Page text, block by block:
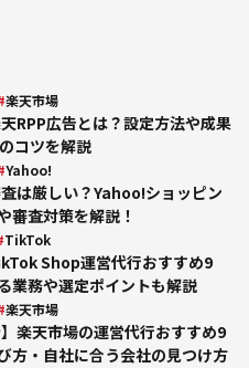
楽天市場
天RPP広告とは？設定方法や成果
コツを解説
Yahoo!
査は厳しい？Yahoo!ショッピン
審査対策を解説！
TikTok
Shop運営代行おすすめ9
業務や選定ポイントも解説
楽天市場
】楽天市場の運営代行おすすめ9
方・自社に合う会社の見つけ方